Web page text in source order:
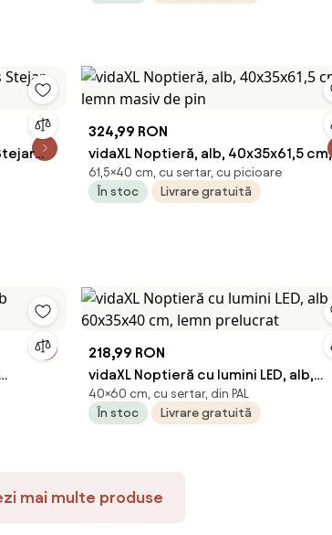
324,99 RON
vidaXL Noptieră, alb, 40x35x61,5 cm,
lemn masiv de pin
61,5×40 cm, cu sertar, cu picioare
În stoc
Livrare gratuită
218,99 RON
vidaXL Noptieră cu lumini LED, alb,
60x35x40 cm, lemn prelucrat
40×60 cm, cu sertar, din PAL
În stoc
Livrare gratuită
mai multe produse